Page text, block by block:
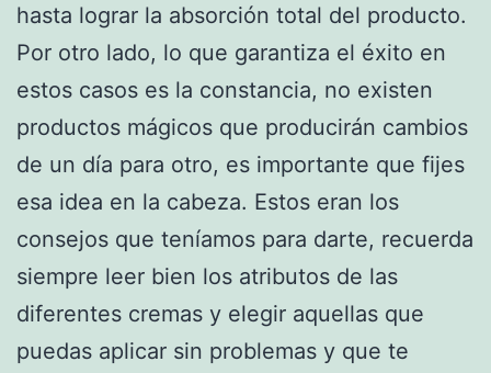
hasta lograr la absorción total del producto.
Por otro lado, lo que garantiza el éxito en
estos casos es la constancia, no existen
productos mágicos que producirán cambios
de un día para otro, es importante que fijes
esa idea en la cabeza. Estos eran los
consejos que teníamos para darte, recuerda
siempre leer bien los atributos de las
diferentes cremas y elegir aquellas que
puedas aplicar sin problemas y que te